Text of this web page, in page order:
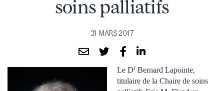
soins palliatifs
31 MARS 2017
Le Dr Bernard Lapointe,
titulaire de la Chaire de soins